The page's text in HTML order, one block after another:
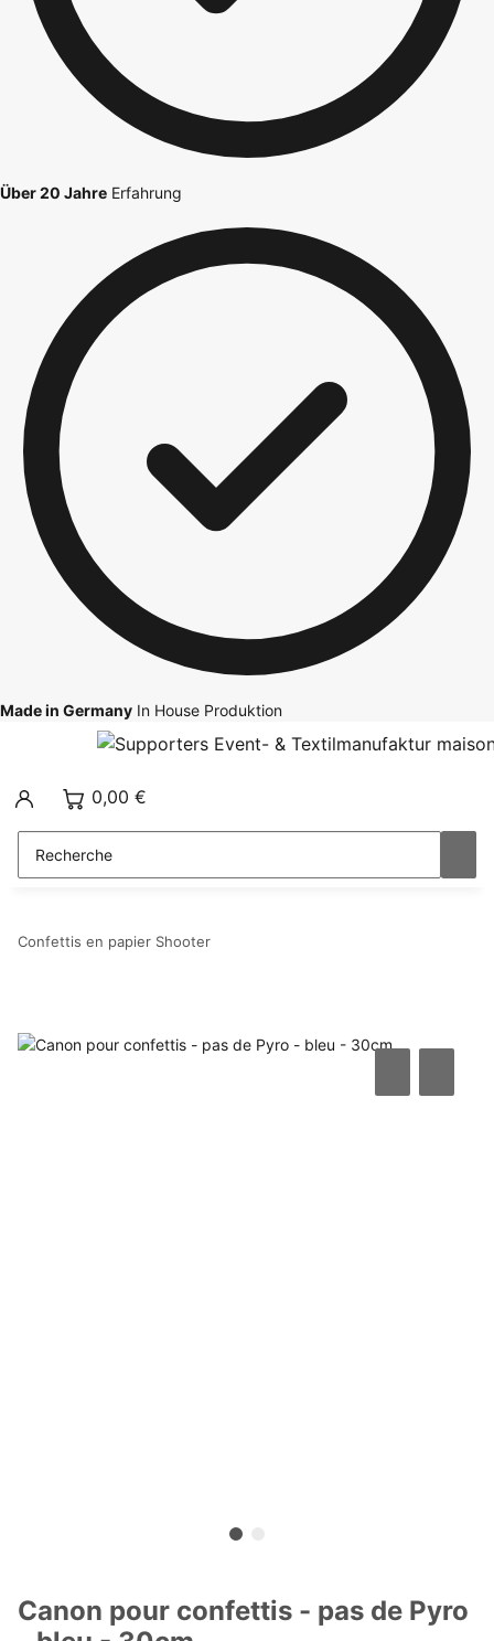
Über 20 Jahre Erfahrung
Made in Germany In House Produktion
0,00 €
Confettis en papier Shooter
Canon pour confettis - pas de Pyro